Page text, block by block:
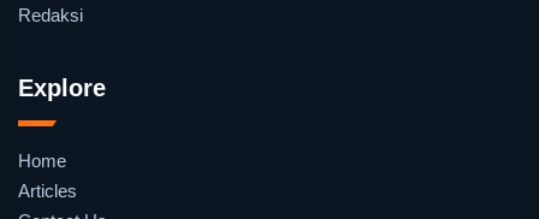
Redaksi
Explore
Home
Articles